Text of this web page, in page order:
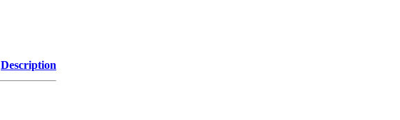
Description